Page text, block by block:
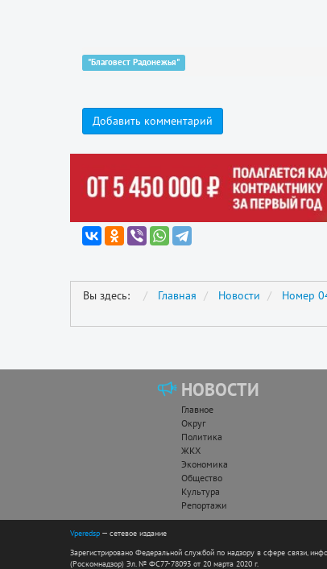
"Благовест Радонежья"
Добавить комментарий
Вы здесь: Главная Новости Номер
НОВОСТИ
Главное
Округ
Политика
ЖКХ
Экономика
Общество
Культура
Репортажи
Vperedsp — сетевое издание
Зарегистрировано Федеральной службой по надзору в сфере связи,
(Роскомнадзор) Эл. № ФС77-78093 от 20 марта 2020 г.